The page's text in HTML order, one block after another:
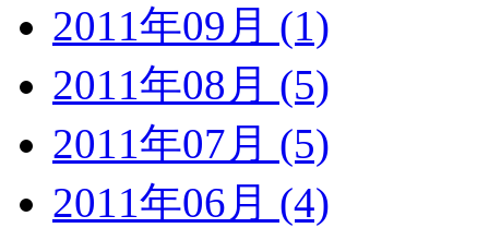
2011年09月 (1)
2011年08月 (5)
2011年07月 (5)
2011年06月 (4)